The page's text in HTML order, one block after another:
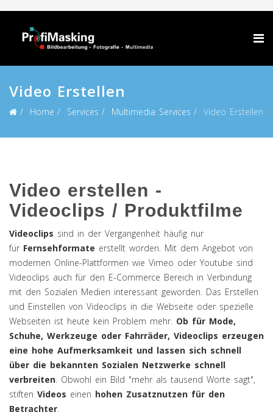
Video Erstellen
Home Services Multimedia Services Video Erstellen
Video erstellen -
Videoclips / Produktfilme
Videoclips sind in der Vergangenheit häufig nur
für Fernsehformate erstellt worden. Mit dem Angebot von
modernen Online-Plattformen wie Vimeo oder Youtube sind
Videoclips auch für den E-Commerce Bereich in Verbindung
mit den Sozialen Medien interessant geworden. Das Erstellen
und Einstellen von Videoclips in die Webseite oder spezielle
Webseiten ist heute kein Problem mehr. Ob für Mode,
Schuhe, Werkzeuge oder Fahrräder, Videoclips erzeugen
eine hohe Aufmerksamkeit und lassen sich schnell
über die bekannten Sozialen Netzwerke schnell
verbreiten. Obwohl ein Bild "mehr als tausend Worte sagt",
stiften Videos einen hohen Zusatznutzen für den
Betrachter.